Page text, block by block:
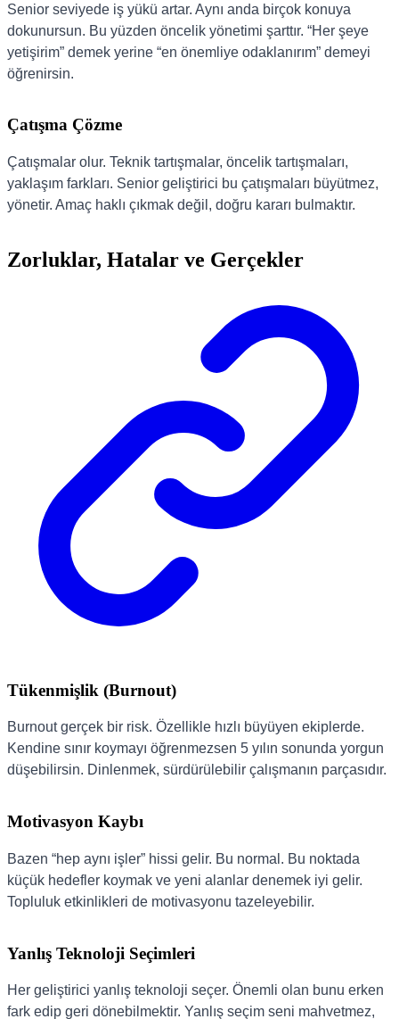
Senior seviyede iş yükü artar. Aynı anda birçok konuya
dokunursun. Bu yüzden öncelik yönetimi şarttır. “Her şeye
yetişirim” demek yerine “en önemliye odaklanırım” demeyi
öğrenirsin.
Çatışma Çözme
Çatışmalar olur. Teknik tartışmalar, öncelik tartışmaları,
yaklaşım farkları. Senior geliştirici bu çatışmaları büyütmez,
yönetir. Amaç haklı çıkmak değil, doğru kararı bulmaktır.
Zorluklar, Hatalar ve Gerçekler
Tükenmişlik (Burnout)
Burnout gerçek bir risk. Özellikle hızlı büyüyen ekiplerde.
Kendine sınır koymayı öğrenmezsen 5 yılın sonunda yorgun
düşebilirsin. Dinlenmek, sürdürülebilir çalışmanın parçasıdır.
Motivasyon Kaybı
Bazen “hep aynı işler” hissi gelir. Bu normal. Bu noktada
küçük hedefler koymak ve yeni alanlar denemek iyi gelir.
Topluluk etkinlikleri de motivasyonu tazeleyebilir.
Yanlış Teknoloji Seçimleri
Her geliştirici yanlış teknoloji seçer. Önemli olan bunu erken
fark edip geri dönebilmektir. Yanlış seçim seni mahvetmez,